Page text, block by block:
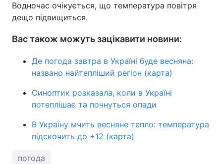
Водночас очікується, що температура повітря
дещо підвищиться.
Вас також можуть зацікавити новини:
Де погода завтра в Україні буде весняна:
названо найтепліший регіон (карта)
Синоптик розказала, коли в Україні
потеплішає та почнуться опади
В Україну мчить весняне тепло: температура
підскочить до +12 (карта)
погода